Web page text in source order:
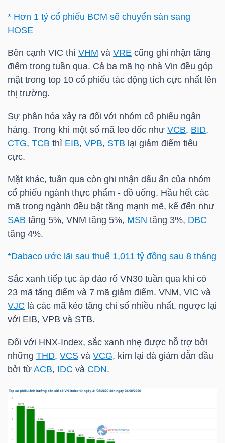
* Hơn 1 tỷ cổ phiếu BCM sẽ chuyển sàn sang
HOSE
Bên cạnh VIC thì VHM và VRE cũng ghi nhận tăng
điểm trong tuần qua. Cả ba mã họ nhà Vin đều góp
mặt trong top 10 cổ phiếu tác động tích cực nhất lên
thị trường.
Sự phân hóa xảy ra đối với nhóm cổ phiếu ngân
hàng. Trong khi một số mã leo dốc như VCB, BID,
CTG, TCB thì EIB, VPB, STB lại giảm điểm tiêu
cực.
Mặt khác, tuần qua còn ghi nhận dấu ấn của nhóm
cổ phiếu ngành thực phẩm - đồ uống. Hầu hết các
mã trong ngành đều bật tăng mạnh mẽ, kể đến như
SAB tăng 5%, VNM tăng 5%, MSN tăng 3%, DBC
tăng 4%.
*Dabaco ước lãi sau thuế 1,011 tỷ đồng sau 8 tháng
Sắc xanh tiếp tục áp đảo rổ VN30 tuần qua khi có
23 mã tăng điểm và 7 mã giảm điểm. VNM, VIC và
VJC là các mã kéo tăng chỉ số nhiều nhất, ngược lại
với EIB, VPB và STB.
Đối với HNX-Index, sắc xanh nhẹ được hỗ trợ bởi
những THD, VCS và VCG, kìm lại đà giảm dẫn đầu
bởi từ ACB, IDC và CDN.
PHÂN
TÍCH
VIETSTOCKFINANCE
MÔ
DOANH
NGHIỆP
CỔ
PHIẾU
PHÁI
SINH
PHIẾU